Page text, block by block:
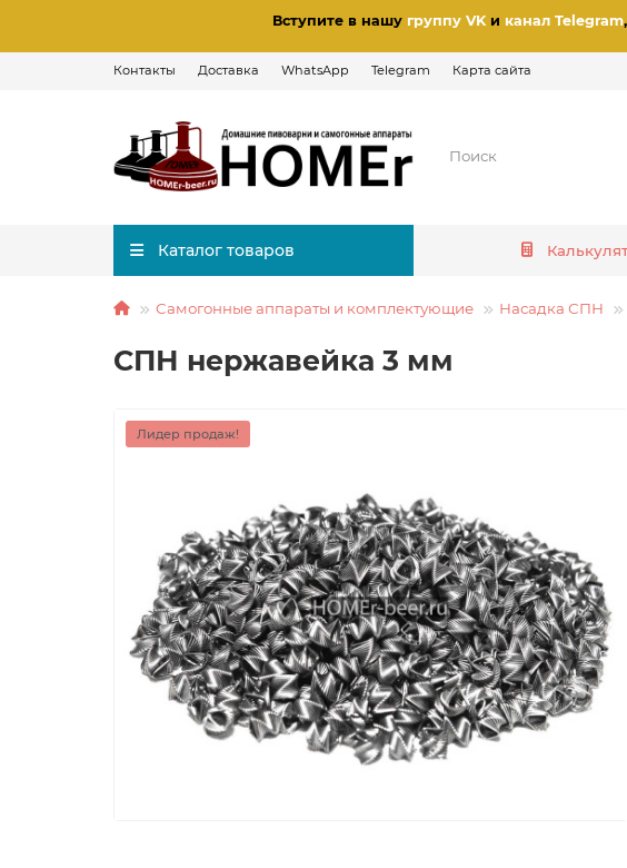
Вступите в нашу группу VKи канал Telegram
Контакты Доставка WhatsApp Telegram Карта сайта
Каталог товаров
Самогонные аппараты и комплектующие Насадка СПН
СПН нержавейка 3 мм
Лидер продаж!